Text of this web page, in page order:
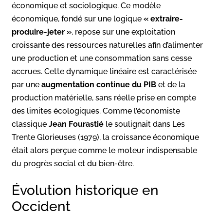
économique et sociologique. Ce modèle
économique, fondé sur une logique « extraire-
produire-jeter », repose sur une exploitation
croissante des ressources naturelles afin d’alimenter
une production et une consommation sans cesse
accrues. Cette dynamique linéaire est caractérisée
par une augmentation continue du PIB et de la
production matérielle, sans réelle prise en compte
des limites écologiques. Comme l’économiste
classique Jean Fourastié le soulignait dans Les
Trente Glorieuses (1979), la croissance économique
était alors perçue comme le moteur indispensable
du progrès social et du bien-être.
Évolution historique en
Occident